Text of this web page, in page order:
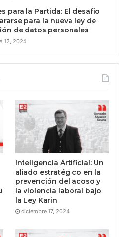
para la Partida: El desafío
para la nueva ley de
de datos personales
12, 2024
Inteligencia Artificial: Un
aliado estratégico en la
prevención del acoso y
la violencia laboral bajo
la Ley Karin
diciembre 17, 2024